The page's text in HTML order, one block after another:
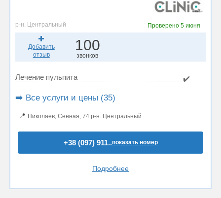
р-н. Центральный Проверено5 июня
Добавить
отзыв
100
звонков
Лечение пульпита ✔️
➡️ Все услуги и цены (35)
📍 Николаев, Сенная, 74 р-н. Центральный
+38 (097) 911..показать номер
Подробнее